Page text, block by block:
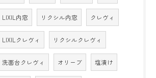
LIXIL内窓 リクシル内窓 クレヴィ
LIXILクレヴィ リクシルクレヴィ
洗面台クレヴィ オリーブ 塩漬け